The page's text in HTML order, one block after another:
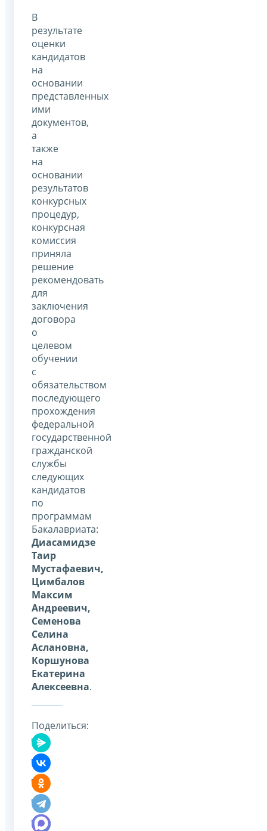
В
результате
оценки
кандидатов
на
основании
представленных
ими
документов,
а
также
на
основании
результатов
конкурсных
процедур,
конкурсная
комиссия
приняла
решение
рекомендовать
для
заключения
договора
о
целевом
обучении
с
обязательством
последующего
прохождения
федеральной
государственной
гражданской
службы
следующих
кандидатов
по
программам
Бакалавриата:
Диасамидзе
Таир
Мустафаевич,
Цимбалов
Максим
Андреевич,
Семенова
Селина
Аслановна,
Коршунова
Екатерина
Алексеевна.
Поделиться: